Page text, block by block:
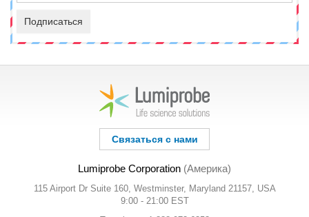
Подписаться
Связаться с нами
Lumiprobe Corporation (Америка)
115 Airport Dr Suite 160, Westminster, Maryland 21157, USA
9:00 - 21:00 EST